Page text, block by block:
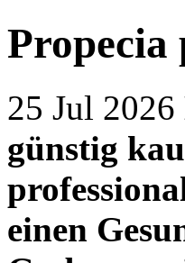
Propecia
25 Jul 2026
günstig
einen